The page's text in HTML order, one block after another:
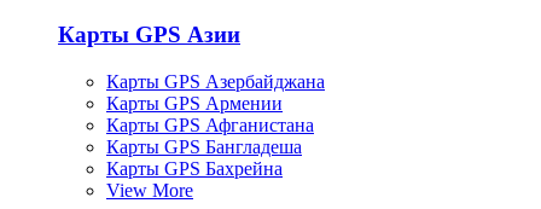
Карты GPS Азии
Карты GPS Азербайджана
Карты GPS Армении
Карты GPS Афганистана
Карты GPS Бангладеша
Карты GPS Бахрейна
View More